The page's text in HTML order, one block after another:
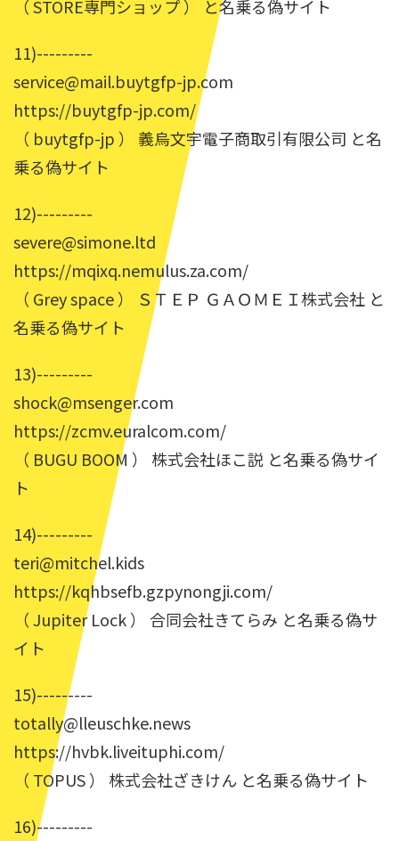
（ STORE専門ショップ ） と名乗る偽サイト
11)---------
service@mail.buytgfp-jp.com
https://buytgfp-jp.com/
（ buytgfp-jp ） 義烏文宇電子商取引有限公司 と名
乗る偽サイト
12)---------
severe@simone.ltd
https://mqixq.nemulus.za.com/
（ Grey space ） ＳＴＥＰ ＧＡＯＭＥＩ株式会社 と
名乗る偽サイト
13)---------
shock@msenger.com
https://zcmv.euralcom.com/
（ BUGU BOOM ） 株式会社ほこ説 と名乗る偽サイ
ト
14)---------
teri@mitchel.kids
https://kqhbsefb.gzpynongji.com/
（ Jupiter Lock ） 合同会社きてらみ と名乗る偽サ
イト
15)---------
totally@lleuschke.news
https://hvbk.liveituphi.com/
（ TOPUS ） 株式会社ざきけん と名乗る偽サイト
16)---------